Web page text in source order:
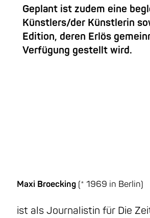
Geplant ist zudem eine
Künstlers/der Künstlerin
Edition, deren Erlös
Verfügung gestellt wird.
Maxi Broecking (* 1969 in Berlin)
ist als Journalistin für Die